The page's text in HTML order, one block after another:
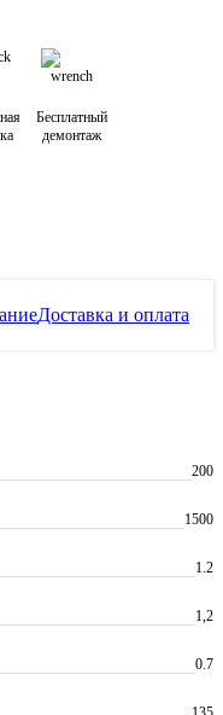
Бесплатный
демонтаж
Доставка и оплата
200
1500
1.2
1,2
0.7